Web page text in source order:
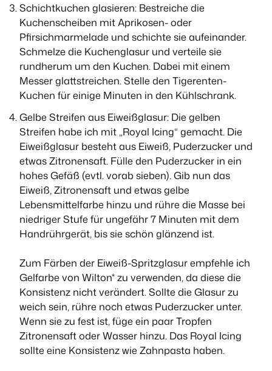
Schichtkuchen glasieren: Bestreiche die
Kuchenscheiben mit Aprikosen- oder
Pfirsichmarmelade und schichte sie aufeinander.
Schmelze die Kuchenglasur und verteile sie
rundherum um den Kuchen. Dabei mit einem
Messer glattstreichen. Stelle den Tigerenten-
Kuchen für einige Minuten in den Kühlschrank.
Gelbe Streifen aus Eiweißglasur: Die gelben
Streifen habe ich mit „Royal Icing“ gemacht. Die
Eiweißglasur besteht aus Eiweiß, Puderzucker und
etwas Zitronensaft. Fülle den Puderzucker in ein
hohes Gefäß (evtl. vorab sieben). Gib nun das
Eiweiß, Zitronensaft und etwas gelbe
Lebensmittelfarbe hinzu und rühre die Masse bei
niedriger Stufe für ungefähr 7 Minuten mit dem
Handrührgerät, bis sie schön glänzend ist.
Zum Färben der Eiweiß-Spritzglasur empfehle ich
Gelfarbe von Wilton* zu verwenden, da diese die
Konsistenz nicht verändert. Sollte die Glasur zu
weich sein, rühre noch etwas Puderzucker unter.
Wenn sie zu fest ist, füge ein paar Tropfen
Zitronensaft oder Wasser hinzu. Das Royal Icing
sollte eine Konsistenz wie Zahnpasta haben.